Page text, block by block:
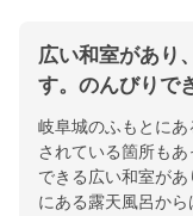
広い和室があり
す。のんびりで
岐阜城のふもとに
されている箇所も
できる広い和室が
にある露天風呂か